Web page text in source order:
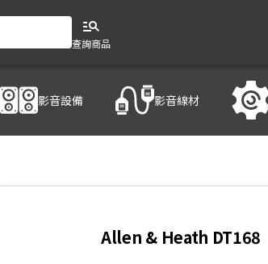
manage_search
查詢商品
影音設備 影音線材
Allen & Heath DT168